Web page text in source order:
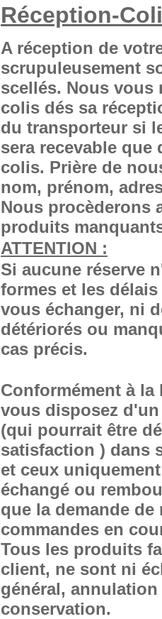
Réception-
A réception de
scrupuleusement
scellés. Nous vous
colis dés sa
du transporteur si
sera recevable que
colis. Prière de
nom, prénom,
Nous procèderons
produits
ATTENTION :
Si aucune réserve
formes et les
vous échanger, ni
détériorés ou
cas précis.
Conformément à
vous disposez
(qui pourrait être
satisfaction ) dans
et ceux
échangé ou
que la demande
commandes en
Tous les produits
client, ne sont ni
général,
conservation.